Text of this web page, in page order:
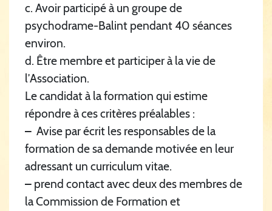
c. Avoir participé à un groupe de
psychodrame-Balint pendant 40 séances
environ.
d. Être membre et participer à la vie de
l’Association.
Le candidat à la formation qui estime
répondre à ces critères préalables :
– Avise par écrit les responsables de la
formation de sa demande motivée en leur
adressant un curriculum vitae.
– prend contact avec deux des membres de
la Commission de Formation et